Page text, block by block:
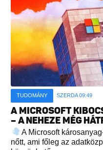
TUDOMÁNY SZERDA 09:49
A MICROSOFT
– A NEHEZE MÉG
A Microsoft
nőtt, ami főleg az